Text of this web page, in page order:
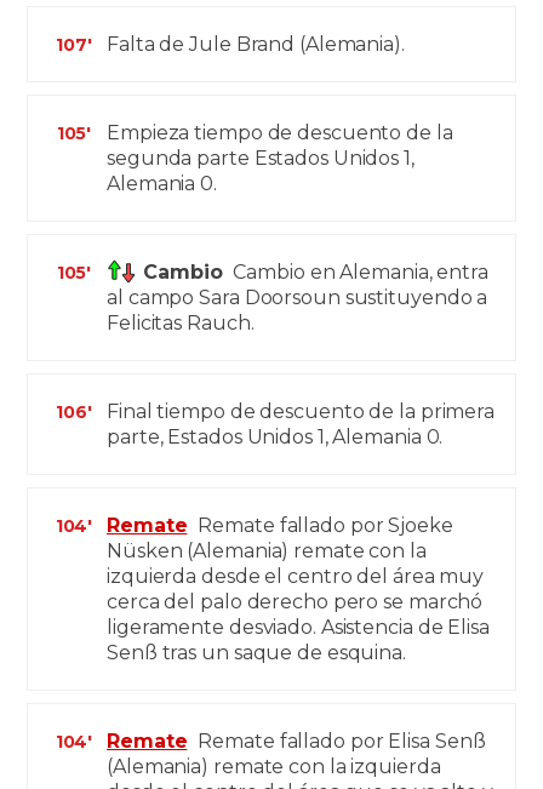
107' Falta de Jule Brand (Alemania).
105'
Empieza tiempo de descuento de la
segunda parte Estados Unidos 1,
Alemania 0.
105' Cambio Cambio en Alemania, entra
al campo Sara Doorsoun sustituyendo a
Felicitas Rauch.
106'
Final tiempo de descuento de la primera
parte, Estados Unidos 1, Alemania 0.
104' Remate Remate fallado por Sjoeke
Nüsken (Alemania) remate con la
izquierda desde el centro del área muy
cerca del palo derecho pero se marchó
ligeramente desviado. Asistencia de Elisa
Senß tras un saque de esquina.
104' Remate Remate fallado por Elisa Senß
(Alemania) remate con la izquierda